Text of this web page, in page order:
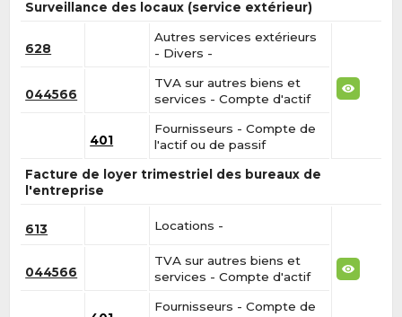
Surveillance des locaux (service extérieur)
628
Autres services extérieurs
- Divers -
044566
TVA sur autres biens et
services - Compte d'actif
401
Fournisseurs - Compte de
l'actif ou de passif
Facture de loyer trimestriel des bureaux de
l'entreprise
613 Locations -
044566
TVA sur autres biens et
services - Compte d'actif
Fournisseurs - Compte de